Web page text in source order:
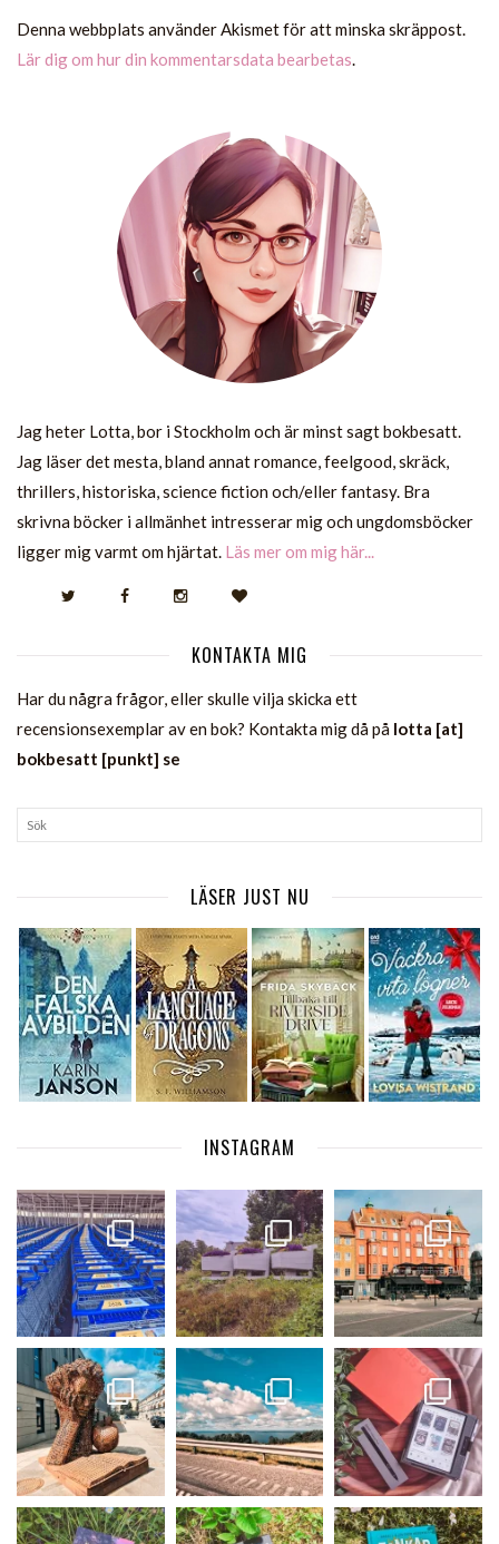
Denna webbplats använder Akismet för att minska skräppost.
Lär dig om hur din kommentarsdata bearbetas.
Jag heter Lotta, bor i Stockholm och är minst sagt bokbesatt.
Jag läser det mesta, bland annat romance, feelgood, skräck,
thrillers, historiska, science fiction och/eller fantasy. Bra
skrivna böcker i allmänhet intresserar mig och ungdomsböcker
ligger mig varmt om hjärtat. Läs mer om mig här...
KONTAKTA MIG
Har du några frågor, eller skulle vilja skicka ett
recensionsexemplar av en bok? Kontakta mig då på lotta [at]
bokbesatt [punkt] se
LÄSER JUST NU
INSTAGRAM